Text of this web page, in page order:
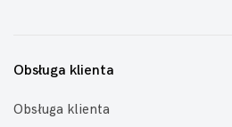
Obsługa klienta
Obsługa klienta